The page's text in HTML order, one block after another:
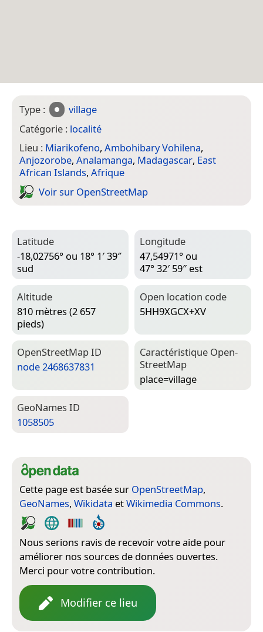
Type :
village
Catégorie : localité
Lieu : Miarikofeno, Ambohibary Vohilena,
Anjozorobe, Analamanga, Madagascar, East
African Islands, Afrique
Voir sur Open­Street­Map
Latitude
-18,02756° ou 18° 1′ 39″
sud
Longitude
47,54971° ou
47° 32′ 59″ est
Altitude
810 mètres (2 657
pieds)
Open location code
5HH9XGCX+XV
Open­Street­Map ID
node 2468637831
Caractéristique Open­
Street­Map
place=­village
Geo­Names ID
1058505
Cette page est basée sur OpenStreetMap,
GeoNames, Wikidata etWikimedia Commons.
Nous serions ravis de recevoir votre aide pour
améliorer nos sources de données ouvertes.
Merci pour votre contribution.
Modifier ce lieu